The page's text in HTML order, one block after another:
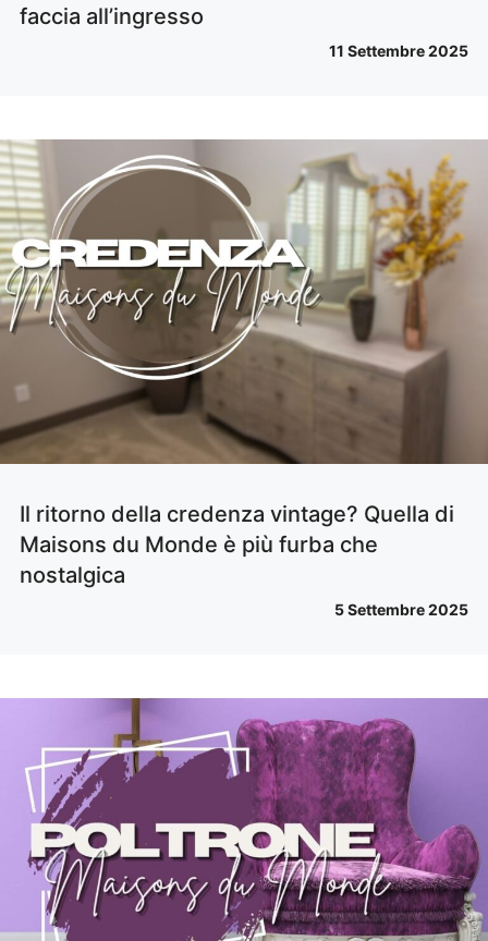
faccia all’ingresso
11 Settembre 2025
Il ritorno della credenza vintage? Quella di
Maisons du Monde è più furba che
nostalgica
5 Settembre 2025